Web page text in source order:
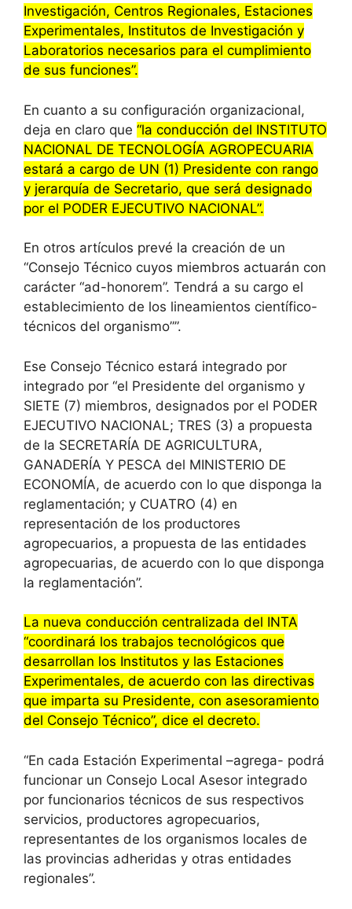
Investigación, Centros Regionales, Estaciones
Experimentales, Institutos de Investigación y
Laboratorios necesarios para el cumplimiento
de sus funciones”.
En cuanto a su configuración organizacional,
deja en claro que “la conducción del INSTITUTO
NACIONAL DE TECNOLOGÍA AGROPECUARIA
estará a cargo de UN (1) Presidente con rango
y jerarquía de Secretario, que será designado
por el PODER EJECUTIVO NACIONAL”.
En otros artículos prevé la creación de un
“Consejo Técnico cuyos miembros actuarán con
carácter “ad-honorem”. Tendrá a su cargo el
establecimiento de los lineamientos científico-
técnicos del organismo””.
Ese Consejo Técnico estará integrado por
integrado por “el Presidente del organismo y
SIETE (7) miembros, designados por el PODER
EJECUTIVO NACIONAL; TRES (3) a propuesta
de la SECRETARÍA DE AGRICULTURA,
GANADERÍA Y PESCA del MINISTERIO DE
ECONOMÍA, de acuerdo con lo que disponga la
reglamentación; y CUATRO (4) en
representación de los productores
agropecuarios, a propuesta de las entidades
agropecuarias, de acuerdo con lo que disponga
la reglamentación”.
La nueva conducción centralizada del INTA
“coordinará los trabajos tecnológicos que
desarrollan los Institutos y las Estaciones
Experimentales, de acuerdo con las directivas
que imparta su Presidente, con asesoramiento
del Consejo Técnico”, dice el decreto.
“En cada Estación Experimental –agrega- podrá
funcionar un Consejo Local Asesor integrado
por funcionarios técnicos de sus respectivos
servicios, productores agropecuarios,
representantes de los organismos locales de
las provincias adheridas y otras entidades
regionales”.